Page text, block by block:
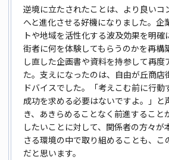
逆境に立たされたことは、より良いコ
へと進化させる好機になりました。企
トや地域を活性化する波及効果を明確
街者に何を体験してもらうのかを再構
し直した企画書や資料を持参して再度
た。支えになったのは、自由が丘商店
ドバイスでした。「考えこむ前に行動
成功を求める必要はないですよ。」と
き、あきらめることなく前進すること
したいことに対して、関係者の方々が
さる環境の中で取り組めることも、こ
だと思います。